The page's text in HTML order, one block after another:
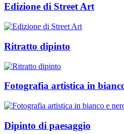
Edizione di Street Art
Ritratto dipinto
Fotografia artistica in
Dipinto di paesaggio